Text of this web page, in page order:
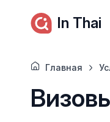
In Thai
Главная